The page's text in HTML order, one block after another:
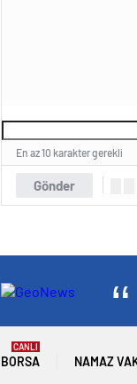
Gönder
En az 10 karakter gerekli
BORSA
CANLI
NAMAZ